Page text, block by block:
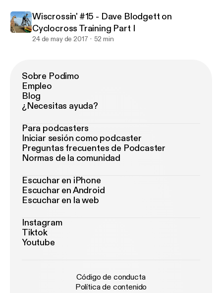
Wiscrossin' #15 - Dave Blodgett on
Cyclocross Training Part I
24 de may de 2017 52 min
Sobre Podimo
Empleo
Blog
¿Necesitas ayuda?
Para podcasters
Iniciar sesión como podcaster
Preguntas frecuentes de Podcaster
Normas de la comunidad
Escuchar en iPhone
Escuchar en Android
Escuchar en la web
Instagram
Tiktok
Youtube
Código de conducta
Política de contenido